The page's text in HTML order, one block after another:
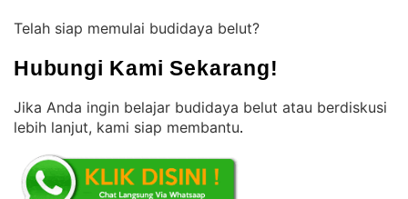
Telah siap memulai budidaya belut?
Hubungi Kami Sekarang!
Jika Anda ingin belajar budidaya belut atau berdiskusi
lebih lanjut, kami siap membantu.